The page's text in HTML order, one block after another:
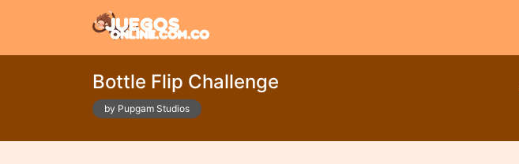
Bottle Flip Challenge
by Pupgam Studios